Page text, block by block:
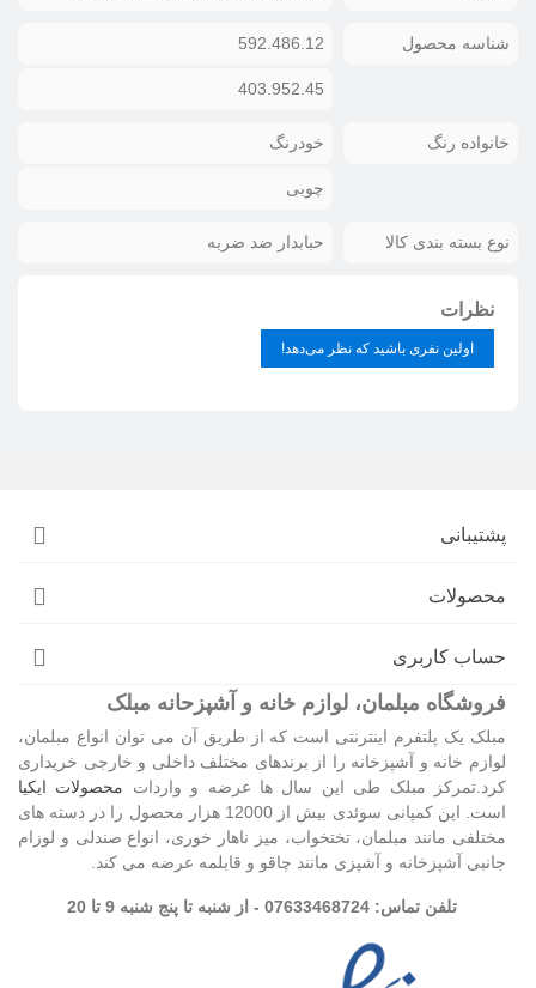
شناسه محصول 592.486.12
403.952.45
خانواده رنگ خودرنگ
چوبی
نوع بسته بندی کالا حبابدار ضد ضربه
نظرات
اولین نفری باشید که نظر می‌دهد!
پشتیبانی
محصولات
حساب کاربری
فروشگاه مبلمان، لوازم خانه و آشپزحانه مبلک
مبلک یک پلتفرم اینترنتی است که از طریق آن می توان انواع مبلمان،
لوازم خانه و آشپزخانه را از برندهای مختلف داخلی و خارجی خریداری
کرد.تمرکز مبلک طی این سال ها عرضه و واردات محصولات ایکیا
است. این کمپانی سوئدی بیش از 12000 هزار محصول را در دسته های
مختلفی مانند مبلمان، تختخواب، میز ناهار خوری، انواع صندلی و لوزام
جانبی آشپزخانه و آشپزی مانند چاقو و قابلمه عرضه می کند.
تلفن تماس: 07633468724 - از شنبه تا پنج شنبه 9 تا 20